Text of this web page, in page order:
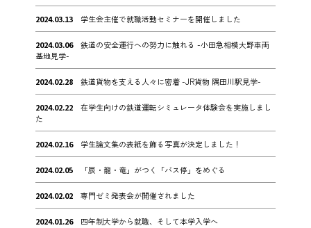
2024.03.13 学生会主催で就職活動セミナーを開催しました
2024.03.06
鉄道の安全運行への努力に触れる -小田急相模大野車両
基地見学-
2024.02.28 鉄道貨物を支える人々に密着 -JR貨物 隅田川駅見学-
2024.02.22
在学生向けの鉄道運転シミュレータ体験会を実施しまし
た
2024.02.16 学生論文集の表紙を飾る写真が決定しました！
2024.02.05 「辰・龍・竜」がつく「バス停」をめぐる
2024.02.02 専門ゼミ発表会が開催されました
2024.01.26 四年制大学から就職、そして本学入学へ